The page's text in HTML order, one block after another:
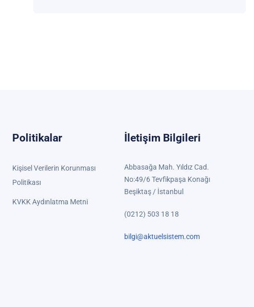
Politikalar
Kişisel Verilerin Korunması
Politikası
KVKK Aydınlatma Metni
İletişim Bilgileri
Abbasağa Mah. Yıldız Cad.
No:49/6 Tevfikpaşa Konağı
Beşiktaş / İstanbul
(0212) 503 18 18
bilgi@aktuelsistem.com